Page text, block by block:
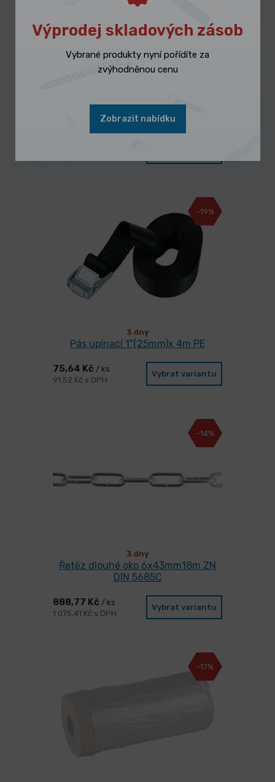
Filtr (pro SSK 1)
-19%
3 dny
Pás upínací 1"(25mm)x 4m PE
75,64 Kč / ks
91,52 Kč s DPH
Vybrat variantu
-14%
3 dny
Řetěz dlouhé oko 6x43mm18m ZN
DIN 5685C
888,77 Kč / ks
1 075,41 Kč s DPH
Vybrat variantu
-17%
Výprodej skladových zásob
Vybrané produkty nyní pořídíte za
zvýhodněnou cenu
Zobrazit nabídku